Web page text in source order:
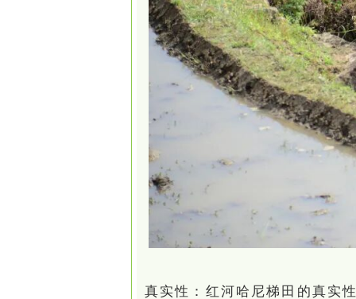
真实性：红河哈尼梯田的真实